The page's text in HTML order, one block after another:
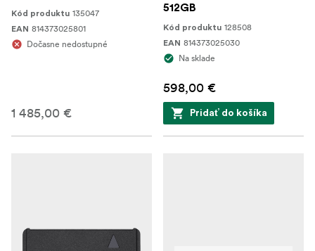
Kód produktu 135047
EAN 814373025801
Dočasne nedostupné
1 485,00 €
512GB
Kód produktu 128508
EAN 814373025030
Na sklade
598,00 €
Pridať do košíka